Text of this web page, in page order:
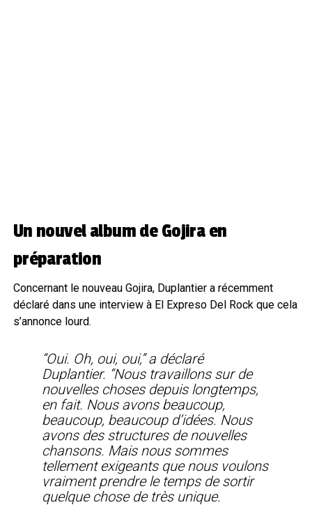
Un nouvel album de Gojira en
préparation
Concernant le nouveau Gojira, Duplantier a récemment
déclaré dans une interview à El Expreso Del Rock que cela
s’annonce lourd.
“Oui. Oh, oui, oui,” a déclaré
Duplantier. “Nous travaillons sur de
nouvelles choses depuis longtemps,
en fait. Nous avons beaucoup,
beaucoup, beaucoup d’idées. Nous
avons des structures de nouvelles
chansons. Mais nous sommes
tellement exigeants que nous voulons
vraiment prendre le temps de sortir
quelque chose de très unique.